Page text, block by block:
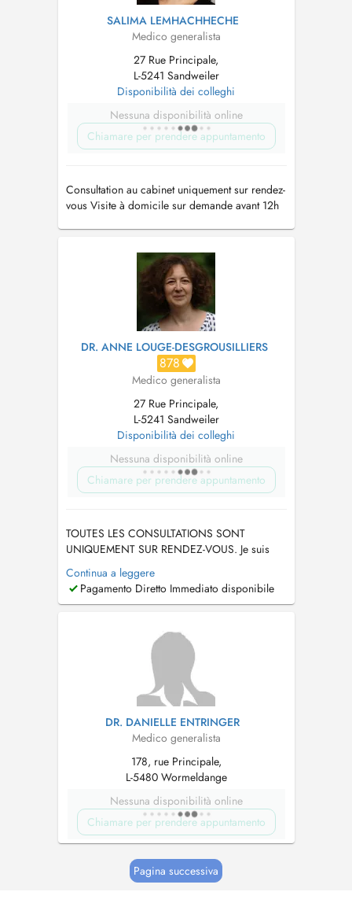
SALIMA LEMHACHHECHE
Medico generalista
27 Rue Principale,
L-5241 Sandweiler
Disponibilità dei colleghi
Nessuna disponibilità online
Chiamare per prendere appuntamento
Consultation au cabinet uniquement sur rendez-
vous Visite à domicile sur demande avant 12h
DR. ANNE LOUGE-DESGROUSILLIERS
878
Medico generalista
27 Rue Principale,
L-5241 Sandweiler
Disponibilità dei colleghi
Nessuna disponibilità online
Chiamare per prendere appuntamento
TOUTES LES CONSULTATIONS SONT
UNIQUEMENT SUR RENDEZ-VOUS. Je suis
absente du7 au 16 août et du 21 au 27
septembre 2026. Ech sinn net do vum 7. bis
dem 16. August an vum 21. bis dem 27
Continua a leggere
Pagamento Diretto Immediato disponibile
DR. DANIELLE ENTRINGER
Medico generalista
178, rue Principale,
L-5480 Wormeldange
Nessuna disponibilità online
Chiamare per prendere appuntamento
Pagina successiva